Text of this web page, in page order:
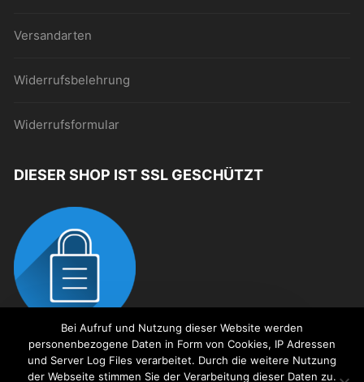
Dies ist ein Demostore zu
Versandarten
Widerrufsbelehrung
Widerrufsformular
DIESER SHOP IST SSL GESCHÜTZT
Bei Aufruf und Nutzung dieser Website werden
personenbezogene Daten in Form von Cookies, IP Adressen
und Server Log Files verarbeitet. Durch die weitere Nutzung
der Webseite stimmen Sie der Verarbeitung dieser Daten zu.